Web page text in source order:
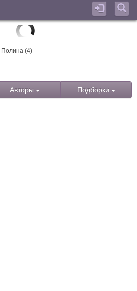
Полина (4)
Авторы Подборки